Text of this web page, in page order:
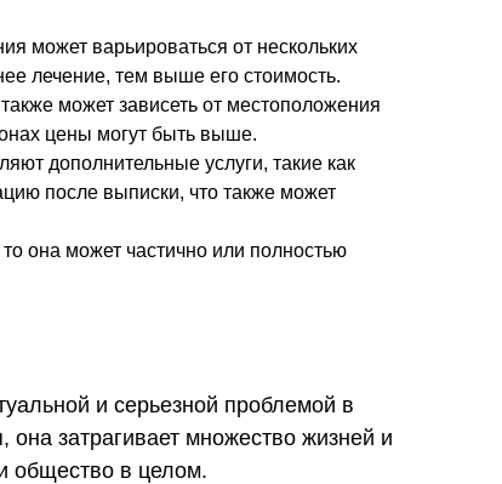
может варьироваться от нескольких
лечение, тем выше его стоимость.
может зависеть от местоположения
цены могут быть выше.
дополнительные услуги, такие как
после выписки, что также может
она может частично или полностью
и серьезной проблемой в
затрагивает множество жизней и
общество в целом.